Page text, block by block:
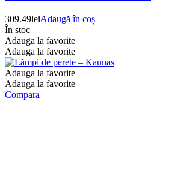
309.49leiAdaugă în coș
În stoc
Adauga la favorite
Adauga la favorite
Adauga la favorite
Adauga la favorite
Compara